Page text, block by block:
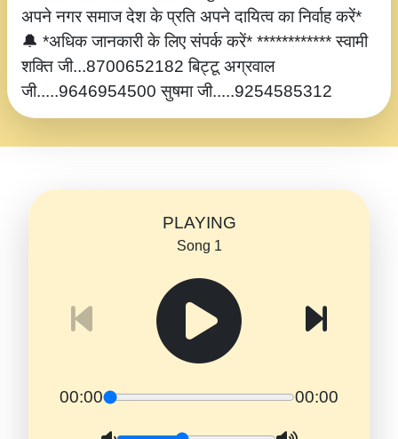
अपने नगर समाज देश के प्रति अपने दायित्व का निर्वाह करें*
🔔 *अधिक जानकारी के लिए संपर्क करें* ************ स्वामी
शक्ति जी...8700652182 बिट्टू अग्रवाल
जी.....9646954500 सुषमा जी.....9254585312
PLAYING
Song 1
00:00 00:00